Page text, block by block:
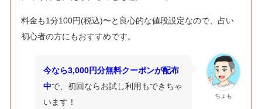
料金も1分100円(税込)〜と良心的な値段設定なので、占い
初心者の方にもおすすめです。
ちょも
今なら3,000円分無料クーポンが配布
中で、初回ならお試し利用もできちゃ
います！